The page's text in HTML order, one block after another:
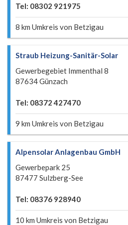
Tel: 08302 921975
8 km Umkreis von Betzigau
Straub Heizung-Sanitär-Solar
Gewerbegebiet Immenthal 8
87634 Günzach
Tel: 08372 427470
9 km Umkreis von Betzigau
Alpensolar Anlagenbau GmbH
Gewerbepark 25
87477 Sulzberg-See
Tel: 08376 928940
10 km Umkreis von Betzigau